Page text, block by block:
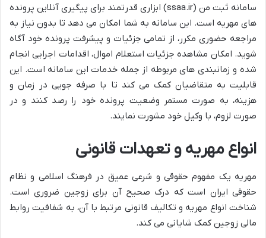
سامانه ثبت من (ssaa.ir) ابزاری قدرتمند برای پیگیری آنلاین پرونده
های مهریه است. این سامانه به شما امکان می دهد تا بدون نیاز به
مراجعه حضوری مکرر، از تمامی جزئیات و پیشرفت پرونده خود آگاه
شوید. امکان مشاهده جزئیات استعلام اموال، اقدامات اجرایی انجام
شده و زمانبندی های مربوطه از جمله خدمات این سامانه است. این
قابلیت به متقاضیان کمک می کند تا با صرفه جویی در زمان و
هزینه، به صورت مستمر وضعیت پرونده خود را رصد کنند و در
صورت لزوم، با وکیل خود مشورت نمایند.
انواع مهریه و تعهدات قانونی
مهریه یک مفهوم حقوقی و شرعی عمیق در فرهنگ اسلامی و نظام
حقوقی ایران است که درک صحیح آن برای زوجین ضروری است.
شناخت انواع مهریه و تکالیف قانونی مرتبط با آن، به شفافیت روابط
مالی زوجین کمک شایانی می کند.